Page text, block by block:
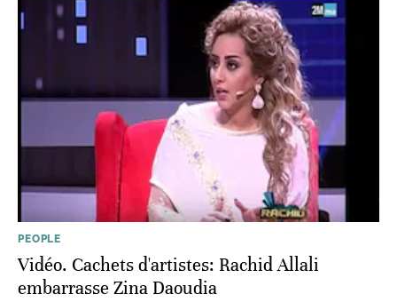
PEOPLE
Vidéo. Cachets d'artistes: Rachid Allali
embarrasse Zina Daoudia